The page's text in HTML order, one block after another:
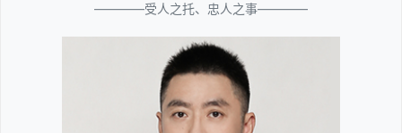
————受人之托、忠人之事————